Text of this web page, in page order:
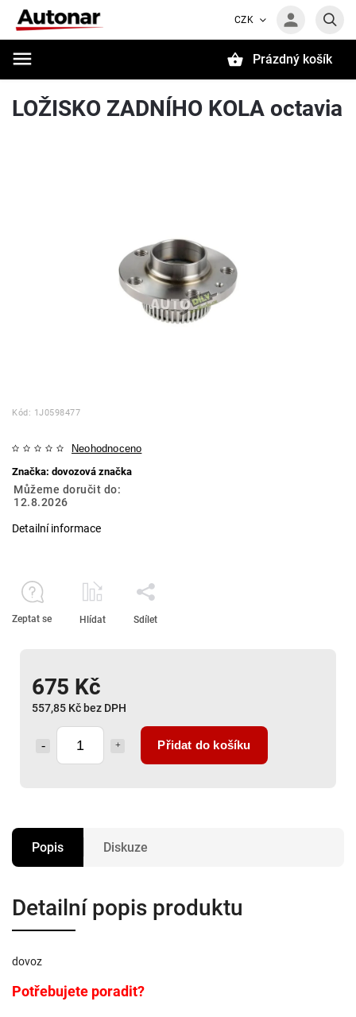
CZK
Prázdný košík
LOŽISKO ZADNÍHO KOLA octavia
Kód: 1J0598477
Neohodnoceno
Značka: dovozová značka
675 Kč
557,85 Kč bez DPH
Přidat do košíku
Můžeme doručit do:
12.8.2026
Detailní informace
Zeptat se Hlídat Sdílet
Popis Diskuze
Detailní popis produktu
dovoz
Potřebujete poradit?